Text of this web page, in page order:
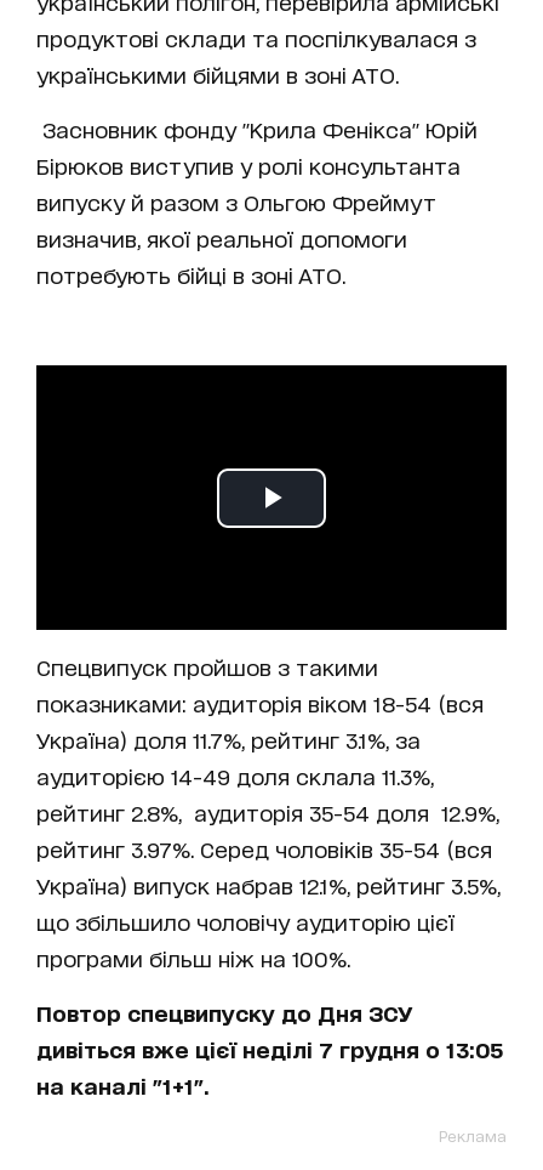
продуктові склади та поспілкувалася з
українськими бійцями в зоні АТО.
Засновник фонду "Крила Фенікса" Юрій
Бірюков виступив у ролі консультанта
випуску й разом з Ольгою Фреймут
визначив, якої реальної допомоги
потребують бійці в зоні АТО.
Спецвипуск пройшов з такими
показниками: аудиторія віком 18-54 (вся
Україна) доля 11.7%, рейтинг 3.1%, за
аудиторією 14-49 доля склала 11.3%,
рейтинг 2.8%, аудиторія 35-54 доля 12.9%,
рейтинг 3.97%. Серед чоловіків 35-54 (вся
Україна) випуск набрав 12.1%, рейтинг 3.5%,
що збільшило чоловічу аудиторію цієї
програми більш ніж на 100%.
Повтор спецвипуску до Дня ЗСУ
дивіться вже цієї неділі 7 грудня о 13:05
на каналі "1+1".
Реклама